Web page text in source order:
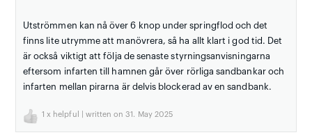
Utströmmen kan nå över 6 knop under springflod och det
finns lite utrymme att manövrera, så ha allt klart i god tid. Det
är också viktigt att följa de senaste styrningsanvisningarna
eftersom infarten till hamnen går över rörliga sandbankar och
infarten mellan pirarna är delvis blockerad av en sandbank.
1 x helpful | written on 31. May 2025